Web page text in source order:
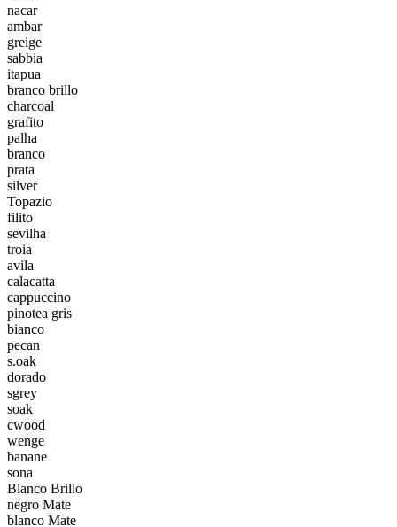
nacar
ambar
greige
sabbia
itapua
branco brillo
charcoal
grafito
palha
branco
prata
silver
Topazio
filito
sevilha
troia
avila
calacatta
cappuccino
pinotea gris
bianco
pecan
s.oak
dorado
sgrey
soak
cwood
wenge
banane
sona
Blanco Brillo
negro Mate
blanco Mate